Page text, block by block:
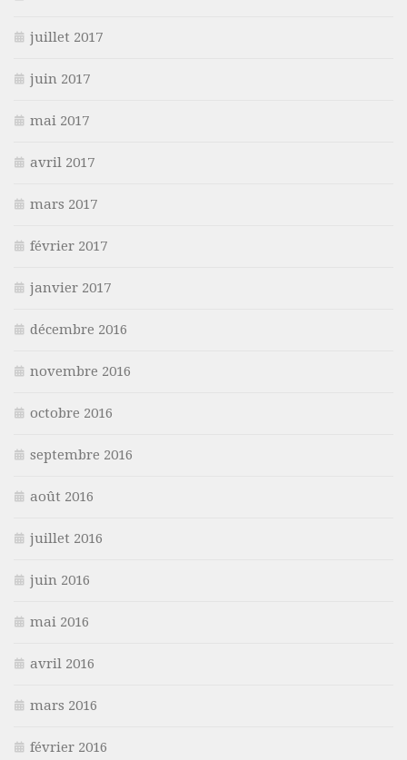
juillet 2017
juin 2017
mai 2017
avril 2017
mars 2017
février 2017
janvier 2017
décembre 2016
novembre 2016
octobre 2016
septembre 2016
août 2016
juillet 2016
juin 2016
mai 2016
avril 2016
mars 2016
février 2016